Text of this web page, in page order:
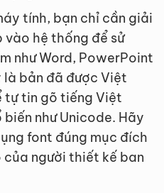
tính, bạn chỉ cần giải
hệ thống để sử
như Word, PowerPoint
bản đã được Việt
tự tin gõ tiếng Việt
như Unicode. Hãy
font đúng mục đích
của người thiết kế ban